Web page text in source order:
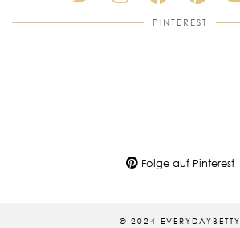
PINTEREST
Folge auf Pinterest
© 2024 EVERYDAYBETTY